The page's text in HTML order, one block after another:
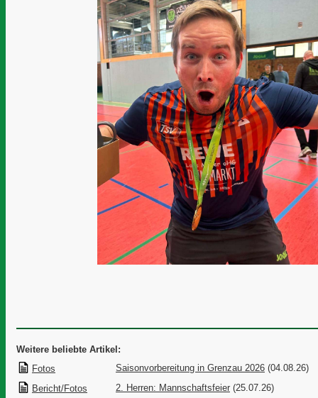
Weitere beliebte Artikel:
Fotos
Saisonvorbereitung in Grenzau 2026 (04.08.26)
Bericht/Fotos
2. Herren: Mannschaftsfeier (25.07.26)